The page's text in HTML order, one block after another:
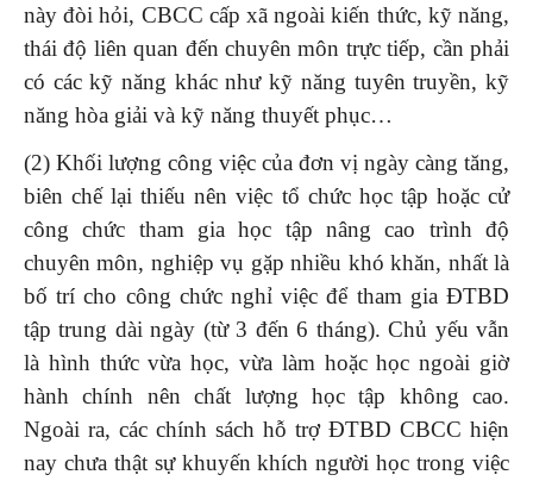
này đòi hỏi, CBCC cấp xã ngoài kiến thức, kỹ năng,
thái độ liên quan đến chuyên môn trực tiếp, cần phải
có các kỹ năng khác như kỹ năng tuyên truyền, kỹ
năng hòa giải và kỹ năng thuyết phục…
(2) Khối lượng công việc của đơn vị ngày càng tăng,
biên chế lại thiếu nên việc tổ chức học tập hoặc cử
công chức tham gia học tập nâng cao trình độ
chuyên môn, nghiệp vụ gặp nhiều khó khăn, nhất là
bố trí cho công chức nghỉ việc để tham gia ĐTBD
tập trung dài ngày (từ 3 đến 6 tháng). Chủ yếu vẫn
là hình thức vừa học, vừa làm hoặc học ngoài giờ
hành chính nên chất lượng học tập không cao.
Ngoài ra, các chính sách hỗ trợ ĐTBD CBCC hiện
nay chưa thật sự khuyến khích người học trong việc